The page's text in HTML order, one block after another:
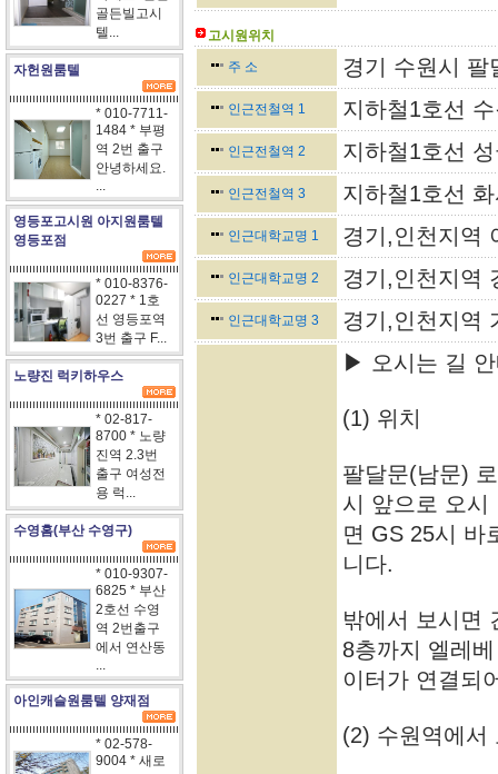
골든빌고시
텔...
자헌원룸텔
* 010-7711-
1484 * 부평
역 2번 출구
안녕하세요.
...
영등포고시원 아지원룸텔
영등포점
* 010-8376-
0227 * 1호
선 영등포역
3번 출구 F...
노량진 럭키하우스
* 02-817-
8700 * 노량
진역 2.3번
출구 여성전
용 럭...
수영홈(부산 수영구)
* 010-9307-
6825 * 부산
2호선 수영
역 2번출구
에서 연산동
...
아인캐슬원룸텔 양재점
* 02-578-
9004 * 새로
고시원위치
주 소
경기 수원시 팔
인근전철역 1 지하철1호선
인근전철역 2 지하철1호선
인근전철역 3 지하철1호선
인근대학교명 1 경기,인천지역
인근대학교명 2 경기,인천지역
인근대학교명 3
경기,인천지역
▶ 오시는 길
(1) 위치
팔달문(남문)
시 앞으로 오시
면 GS 25시 바
니다.
밖에서 보시면
8층까지 엘레베
이터가 연결되
(2) 수원역에서